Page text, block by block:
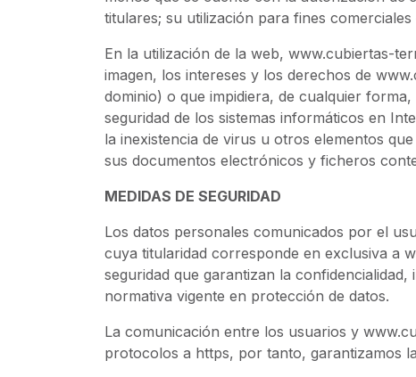
titulares; su utilización para fines
En la utilización de la web, www.cubiertas-
imagen, los intereses y los derechos de
dominio) o que impidiera, de cualquier
seguridad de los sistemas informáticos en
la inexistencia de virus u otros elementos
sus documentos electrónicos y ficheros
MEDIDAS DE SEGURIDAD
Los datos personales comunicados por el
cuya titularidad corresponde en exclusiva a
seguridad que garantizan la
normativa vigente en protección de datos.
La comunicación entre los usuarios y
protocolos a https, por tanto, garantizamos